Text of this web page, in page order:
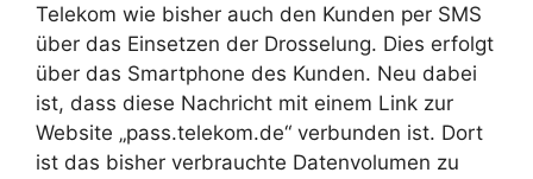
Telekom wie bisher auch den Kunden per SMS
über das Einsetzen der Drosselung. Dies erfolgt
über das Smartphone des Kunden. Neu dabei
ist, dass diese Nachricht mit einem Link zur
Website „pass.telekom.de“ verbunden ist. Dort
ist das bisher verbrauchte Datenvolumen zu